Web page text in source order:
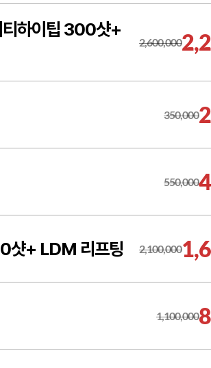
하이팁 300샷+
2,600,000
350,000
550,000
샷+ LDM 리프팅 2,100,000
1,100,000